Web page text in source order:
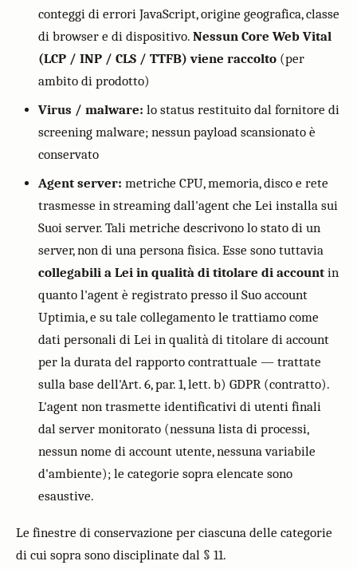
conteggi di errori JavaScript, origine geografica, classe
di browser e di dispositivo. Nessun Core Web Vital
(LCP / INP / CLS / TTFB) viene raccolto (per
ambito di prodotto)
Virus / malware: lo status restituito dal fornitore di
screening malware; nessun payload scansionato è
conservato
Agent server: metriche CPU, memoria, disco e rete
trasmesse in streaming dall'agent che Lei installa sui
Suoi server. Tali metriche descrivono lo stato di un
server, non di una persona fisica. Esse sono tuttavia
collegabili a Lei in qualità di titolare di account in
quanto l'agent è registrato presso il Suo account
Uptimia, e su tale collegamento le trattiamo come
dati personali di Lei in qualità di titolare di account
per la durata del rapporto contrattuale — trattate
sulla base dell'Art. 6, par. 1, lett. b) GDPR (contratto).
L'agent non trasmette identificativi di utenti finali
dal server monitorato (nessuna lista di processi,
nessun nome di account utente, nessuna variabile
d'ambiente); le categorie sopra elencate sono
esaustive.
Le finestre di conservazione per ciascuna delle categorie
di cui sopra sono disciplinate dal § 11.